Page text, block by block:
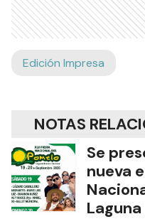
Edición Impresa
NOTAS
Se
nueva